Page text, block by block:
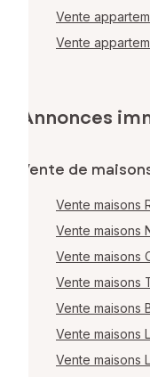
Vente
Vente
Annonces
Vente de
Vente maisons
Vente maisons
Vente maisons
Vente maisons
Vente maisons
Vente maisons
Vente maisons